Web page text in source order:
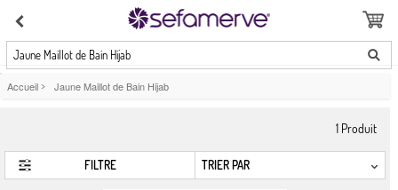
Jaune Maillot de Bain Hijab
Accueil > Jaune Maillot de Bain Hijab
1 Produit
FILTRE